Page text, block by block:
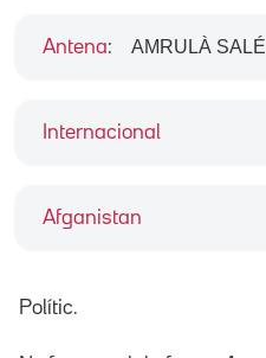
Internacional
Afganistan
Antena: AMRULÀ SALÉ
Polític.